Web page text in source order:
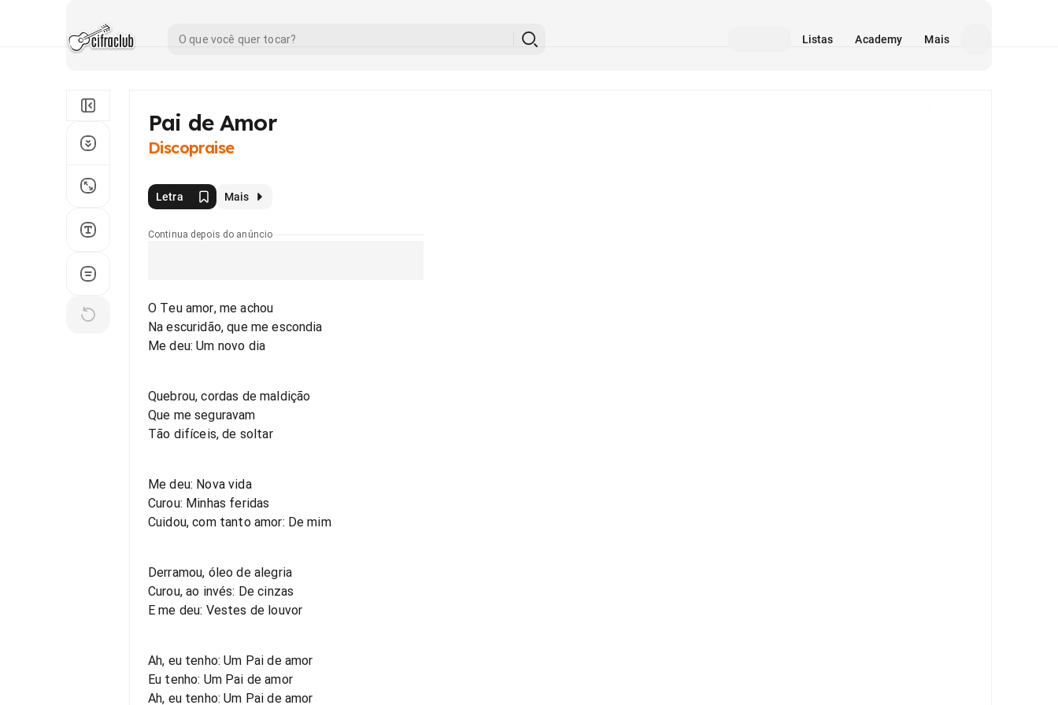
Listas Academy Mais
Pai de Amor
Discopraise
Letra Mais
Continua depois do anúncio
O Teu amor, me achou
Na escuridão, que me escondia
Me deu: Um novo dia
Quebrou, cordas de maldição
Que me seguravam
Tão difíceis, de soltar
Me deu: Nova vida
Curou: Minhas feridas
Cuidou, com tanto amor: De mim
Derramou, óleo de alegria
Curou, ao invés: De cinzas
E me deu: Vestes de louvor
Ah, eu tenho: Um Pai de amor
Eu tenho: Um Pai de amor
Ah, eu tenho: Um Pai de amor